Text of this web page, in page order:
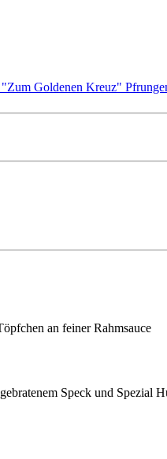
an feiner Rahmsauce
Speck und Spezial